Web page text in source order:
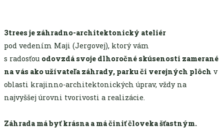
3trees je záhradno-architektonický ateliér
pod vedením Maji (Jergovej), ktorý vám
s radosťou odovzdá svoje dlhoročné skúsenosti zamerané
na vás ako užívateľa záhrady, parku či verejných plôch v
oblasti krajinno-architektonických úprav, vždy na
najvyššej úrovni tvorivosti a realizácie.
Záhrada má byť krásna a má činiť človeka šťastným.